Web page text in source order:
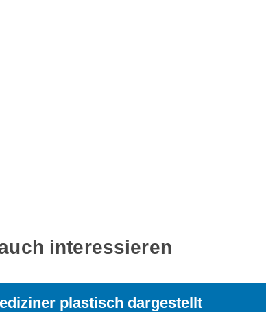
interessieren
plastisch dargestellt